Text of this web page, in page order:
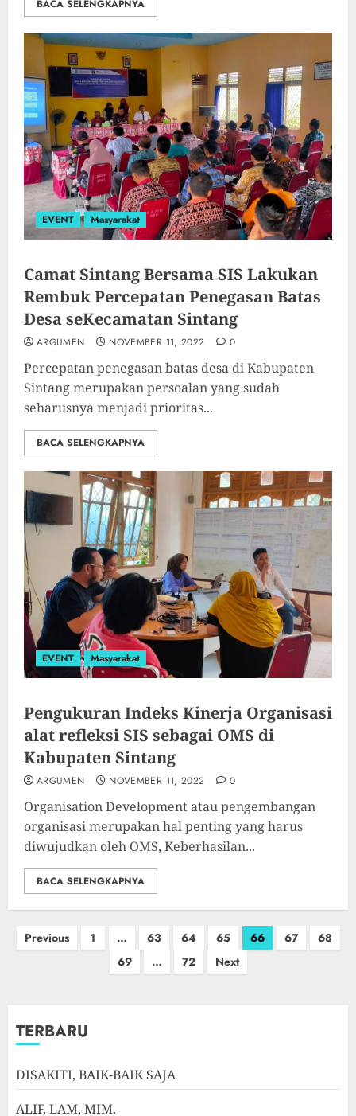
BACA SELENGKAPNYA
EVENT Masyarakat
Camat Sintang Bersama SIS Lakukan
Rembuk Percepatan Penegasan Batas
Desa seKecamatan Sintang
ARGUMEN NOVEMBER 11, 2022 0
Percepatan penegasan batas desa di Kabupaten
Sintang merupakan persoalan yang sudah
seharusnya menjadi prioritas...
BACA SELENGKAPNYA
EVENT Masyarakat
Pengukuran Indeks Kinerja Organisasi
alat refleksi SIS sebagai OMS di
Kabupaten Sintang
ARGUMEN NOVEMBER 11, 2022 0
Organisation Development atau pengembangan
organisasi merupakan hal penting yang harus
diwujudkan oleh OMS, Keberhasilan...
BACA SELENGKAPNYA
Paginasi
Previous 1 … 63 64 65 66 67
68
69
… 72 Next
TERBARU
DISAKITI, BAIK-BAIK SAJA
ALIF, LAM, MIM.